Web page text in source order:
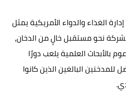
الغذاء والدواء الأمريكية يمثل
نحو مستقبل خالٍ من الدخان،
بالأبحاث العلمية يلعب دورًا
للمدخنين البالغين الذين كانوا